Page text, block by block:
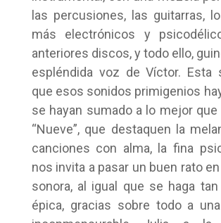
las percusiones, las guitarras,
más electrónicos y
anteriores discos, y todo ello,
espléndida voz de Víctor. Esta
que esos sonidos primigenios
se hayan sumado a lo mejor
“Nueve”, que destaquen la
canciones con alma, la fina
nos invita a pasar un buen rato
sonora, al igual que se haga tan
épica, gracias sobre todo a